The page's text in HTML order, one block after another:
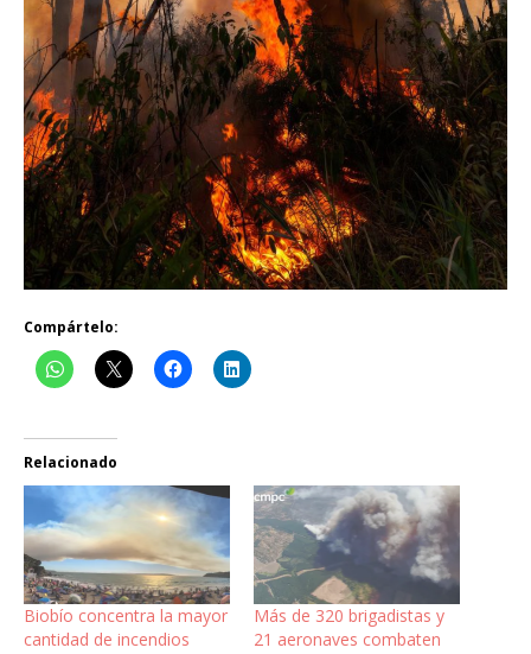
Compártelo:
Relacionado
Biobío concentra la mayor
cantidad de incendios
Más de 320 brigadistas y
21 aeronaves combaten